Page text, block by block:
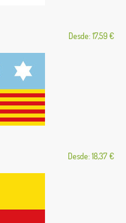
Desde: 17,59 €
Desde: 18,37 €